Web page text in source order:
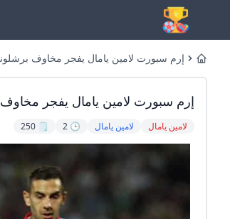
Homeإرم سبورت لامين يامال يفجر مخاوف برشلونة ومنتخب إسبانيا
إرم سبورت لامين يامال يفجر مخاوف
لامين يامال لامين يامال 🕒 2
🗒️ 250